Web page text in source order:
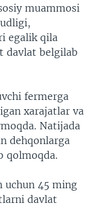
muammosi
egalik qila
davlat belgilab
fermerga
xarajatlar va
Natijada
dehqonlarga
qolmoqda.
uchun 45 ming
davlat